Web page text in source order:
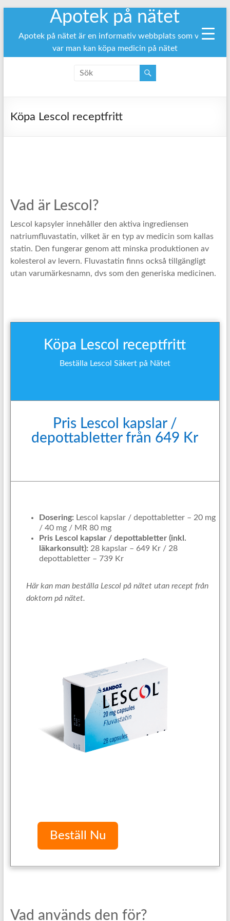
innehåll
Apotek på nätet
Apotek på nätet är en informativ webbplats som visar
var man kan köpa medicin på nätet
Köpa Lescol receptfritt
Vad är Lescol?
Lescol kapsyler innehåller den aktiva ingrediensen
natriumfluvastatin, vilket är en typ av medicin som kallas
statin. Den fungerar genom att minska produktionen av
kolesterol av levern. Fluvastatin finns också tillgängligt
utan varumärkesnamn, dvs som den generiska medicinen.
Köpa Lescol receptfritt
Beställa Lescol Säkert på Nätet
Pris Lescol kapslar /
depottabletter från 649 Kr
Dosering: Lescol kapslar / depottabletter – 20 mg
/ 40 mg / MR 80 mg
Pris Lescol kapslar / depottabletter (inkl.
läkarkonsult): 28 kapslar – 649 Kr / 28
depottabletter – 739 Kr
Här kan man beställa Lescol på nätet utan recept från
doktorn på nätet.
Beställ Nu
Vad används den för?